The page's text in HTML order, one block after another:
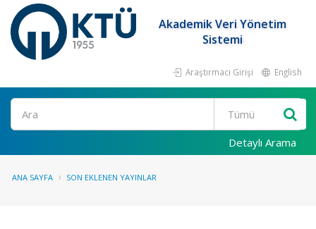
Akademik Veri Yönetim
Sistemi
Araştırmacı Girişi English
Ara
Detaylı Arama
ANA SAYFA SON EKLENEN YAYINLAR